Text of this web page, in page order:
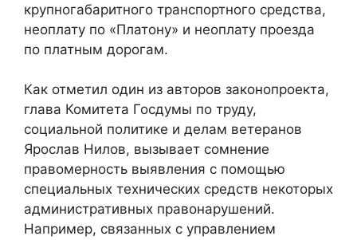
крупногабаритного транспортного средства,
неоплату по «Платону» и неоплату проезда
по платным дорогам.
Как отметил один из авторов законопроекта,
глава Комитета Госдумы по труду,
социальной политике и делам ветеранов
Ярослав Нилов, вызывает сомнение
правомерность выявления с помощью
специальных технических средств некоторых
административных правонарушений.
Например, связанных с управлением